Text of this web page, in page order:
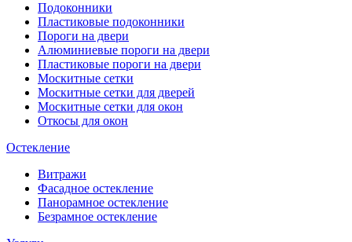
Подоконники
Пластиковые подоконники
Пороги на двери
Алюминиевые пороги на двери
Пластиковые пороги на двери
Москитные сетки
Москитные сетки для дверей
Москитные сетки для окон
Откосы для окон
Остекление
Витражи
Фасадное остекление
Панорамное остекление
Безрамное остекление